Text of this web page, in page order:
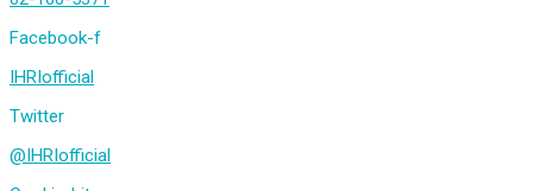
Facebook-f
IHRIofficial
Twitter
@IHRIofficial